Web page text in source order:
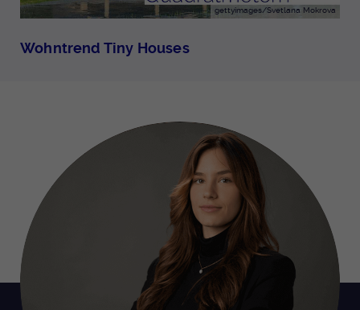
gettyimages/Svetlana Mokrova
Wohntrend Tiny Houses